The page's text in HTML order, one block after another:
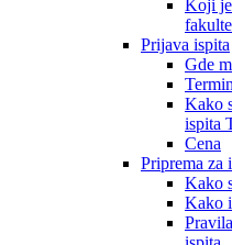
Koji je
Prijava ispita
Gde
Kako
ispita
Cena
Priprema za
Kako
Kako